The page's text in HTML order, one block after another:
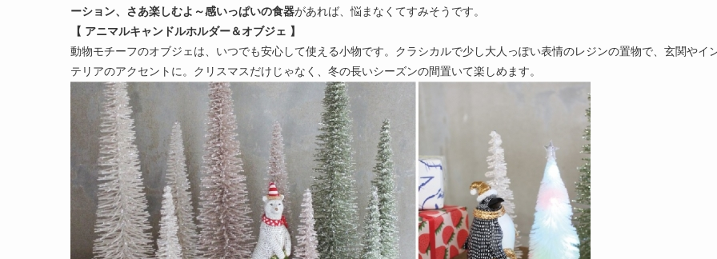
ーション、さあ楽しむよ～感いっぱいの食器があれば、悩まなくてすみそうです。
【 アニマルキャンドルホルダー＆オブジェ 】
動物モチーフのオブジェは、いつでも安心して使える小物です。クラシカルで少し大人っぽい表情のレジンの置物で、玄関やイ
テリアのアクセントに。クリスマスだけじゃなく、冬の長いシーズンの間置いて楽しめます。